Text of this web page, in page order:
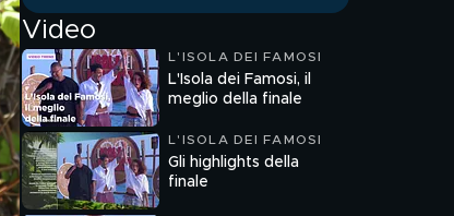
Video
L'ISOLA DEI FAMOSI
L'Isola dei Famosi, il
meglio della finale
L'ISOLA DEI FAMOSI
Gli highlights della
finale